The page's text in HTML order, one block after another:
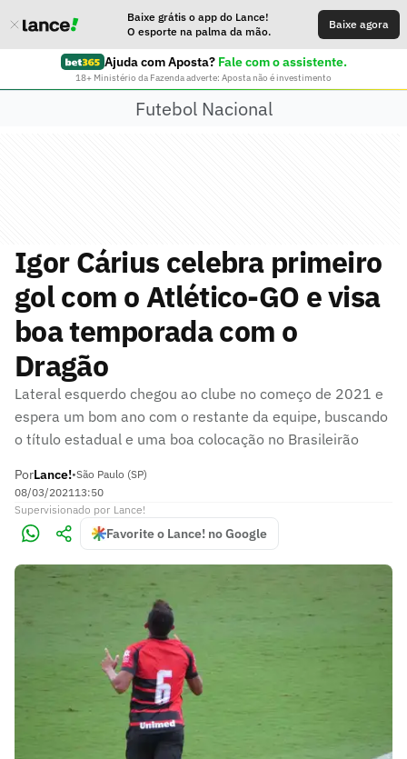
Baixe grátis o app do Lance!
O esporte na palma da mão.
Baixe agora
Ajuda com Aposta? Fale com o assistente.
18+ Ministério da Fazenda adverte: Aposta não é investimento
Futebol Nacional
Igor Cárius celebra primeiro
gol com o Atlético-GO e visa
boa temporada com o
Dragão
Lateral esquerdo chegou ao clube no começo de 2021 e
espera um bom ano com o restante da equipe, buscando
o título estadual e uma boa colocação no Brasileirão
PorLance!•São Paulo (SP)
08/03/202113:50
Supervisionado por Lance!
Favorite o Lance! no Google